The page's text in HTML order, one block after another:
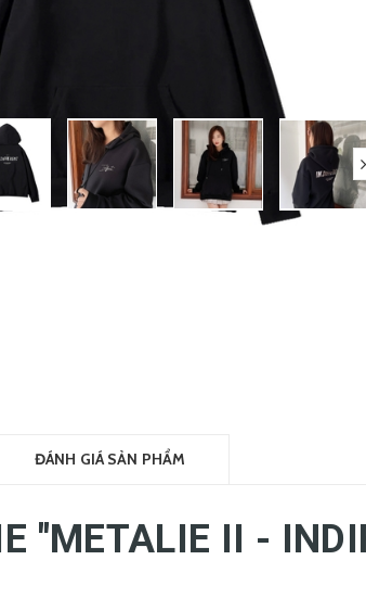
ĐÁNH GIÁ SẢN PHẨM
"METALIE II -